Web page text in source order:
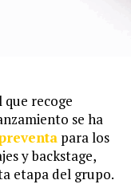
que recoge
se ha
para los
y backstage,
etapa del grupo.